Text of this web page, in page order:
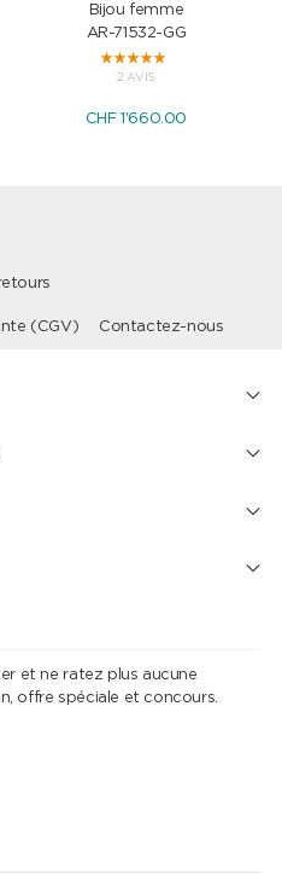
Bijou femme
AR-71532-GG
2 AVIS
CHF 1'660.00
(CGV) Contactez-nous
et ne ratez plus aucune
offre spéciale et concours.